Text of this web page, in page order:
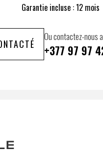
Garantie incluse : 12 mois
Ou contactez-nous
+377 97 97